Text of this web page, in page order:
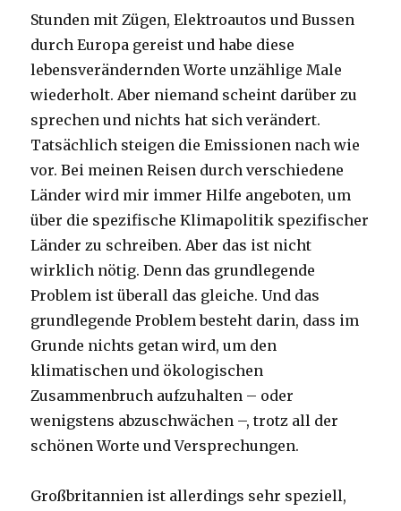
Stunden mit Zügen, Elektroautos und Bussen
durch Europa gereist und habe diese
lebensverändernden Worte unzählige Male
wiederholt. Aber niemand scheint darüber zu
sprechen und nichts hat sich verändert.
Tatsächlich steigen die Emissionen nach wie
vor. Bei meinen Reisen durch verschiedene
Länder wird mir immer Hilfe angeboten, um
über die spezifische Klimapolitik spezifischer
Länder zu schreiben. Aber das ist nicht
wirklich nötig. Denn das grundlegende
Problem ist überall das gleiche. Und das
grundlegende Problem besteht darin, dass im
Grunde nichts getan wird, um den
klimatischen und ökologischen
Zusammenbruch aufzuhalten – oder
wenigstens abzuschwächen –, trotz all der
schönen Worte und Versprechungen.
Großbritannien ist allerdings sehr speziell,